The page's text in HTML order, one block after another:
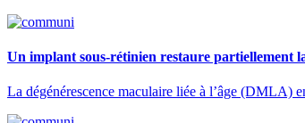
Un implant sous-rétinien restaure partiellement
La dégénérescence maculaire liée à l’âge (DMLA)